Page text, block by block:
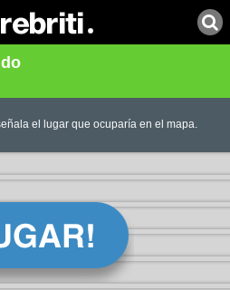
el lugar que ocuparía en el mapa.